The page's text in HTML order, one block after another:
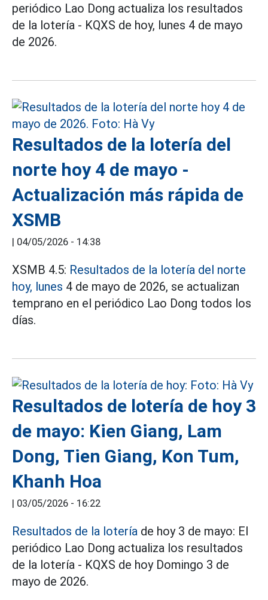
periódico Lao Dong actualiza los resultados
de la lotería - KQXS de hoy, lunes 4 de mayo
de 2026.
Resultados de la lotería del
norte hoy 4 de mayo -
Actualización más rápida de
XSMB
| 04/05/2026 - 14:38
XSMB 4.5: Resultados de la lotería del norte
hoy, lunes 4 de mayo de 2026, se actualizan
temprano en el periódico Lao Dong todos los
días.
Resultados de lotería de hoy 3
de mayo: Kien Giang, Lam
Dong, Tien Giang, Kon Tum,
Khanh Hoa
| 03/05/2026 - 16:22
Resultados de la lotería de hoy 3 de mayo: El
periódico Lao Dong actualiza los resultados
de la lotería - KQXS de hoy Domingo 3 de
mayo de 2026.